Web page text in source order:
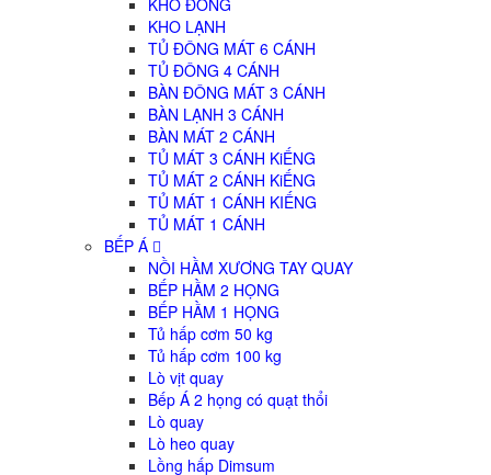
KHO LẠNH
TỦ ĐÔNG MÁT 6 CÁNH
TỦ ĐÔNG 4 CÁNH
BÀN ĐÔNG MÁT 3 CÁNH
BÀN LẠNH 3 CÁNH
BÀN MÁT 2 CÁNH
TỦ MÁT 3 CÁNH KiẾNG
TỦ MÁT 2 CÁNH KiẾNG
TỦ MÁT 1 CÁNH KIẾNG
TỦ MÁT 1 CÁNH
BẾP Á
NỒI HẦM XƯƠNG TAY QUAY
BẾP HẦM 2 HỌNG
BẾP HẦM 1 HỌNG
Tủ hấp cơm 50 kg
Tủ hấp cơm 100 kg
Lò vịt quay
Bếp Á 2 họng có quạt thổi
Lò quay
Lò heo quay
Lồng hấp Dimsum